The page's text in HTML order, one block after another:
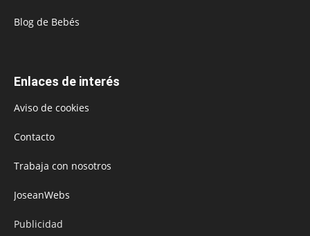
Blog de Bebés
Enlaces de interés
Aviso de cookies
Contacto
Trabaja con nosotros
JoseanWebs
Publicidad